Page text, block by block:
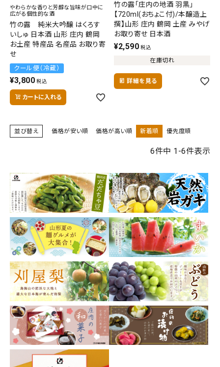
検索する
やわらかな香りと芳醇な旨味が口中に
広がる個性的な酒
竹の露 純米大吟醸 はくろす
いしゅ 日本酒 山形 庄内 鶴岡
お土産 特産品 名産品 お取り寄
せ
クール便（冷蔵）
¥3,800 税込
カートに入れる
竹の露「庄内の地酒 羽黒」
【720ml(おちょこ付)/本醸造上
撰】山形 庄内 鶴岡 土産 みやげ
お取り寄せ 日本酒
¥2,590 税込
在庫切れ
詳細を見る
並び替え 価格が安い順 価格が高い順 新着順 優先度順
6件中 1 -6件表示